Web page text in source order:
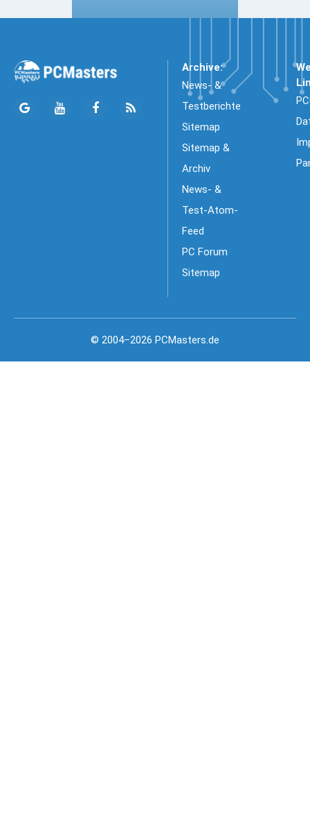
Archive:
News- &
Testberichte
Sitemap
Sitemap &
Archiv
News- &
Test-Atom-
Feed
PC Forum
Sitemap
© 2004–2026 PCMasters.de